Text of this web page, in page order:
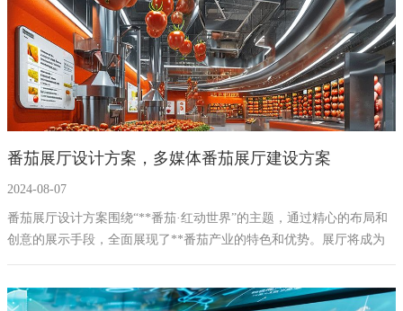
番茄展厅设计方案，多媒体番茄展厅建设方案
2024-08-07
番茄展厅设计方案围绕“**番茄·红动世界”的主题，通过精心的布局和
创意的展示手段，全面展现了**番茄产业的特色和优势。展厅将成为
**番茄文化的传播中心，科技交流的平台，以及产业发展的助推器。